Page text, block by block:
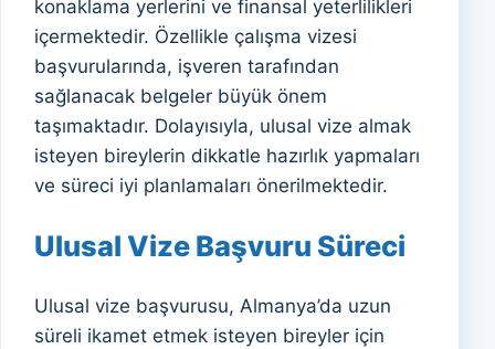
konaklama yerlerini ve finansal yeterlilikleri
içermektedir. Özellikle çalışma vizesi
başvurularında, işveren tarafından
sağlanacak belgeler büyük önem
taşımaktadır. Dolayısıyla, ulusal vize almak
isteyen bireylerin dikkatle hazırlık yapmaları
ve süreci iyi planlamaları önerilmektedir.
Ulusal Vize Başvuru Süreci
Ulusal vize başvurusu, Almanya’da uzun
süreli ikamet etmek isteyen bireyler için